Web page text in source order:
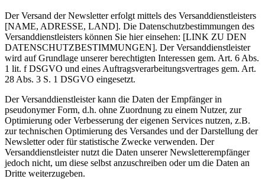
Der Versand der Newsletter erfolgt mittels des Versanddienstleisters
[NAME, ADRESSE, LAND]. Die Datenschutzbestimmungen des
Versanddienstleisters können Sie hier einsehen: [LINK ZU DEN
DATENSCHUTZBESTIMMUNGEN]. Der Versanddienstleister
wird auf Grundlage unserer berechtigten Interessen gem. Art. 6 Abs.
1 lit. f DSGVO und eines Auftragsverarbeitungsvertrages gem. Art.
28 Abs. 3 S. 1 DSGVO eingesetzt.
Der Versanddienstleister kann die Daten der Empfänger in
pseudonymer Form, d.h. ohne Zuordnung zu einem Nutzer, zur
Optimierung oder Verbesserung der eigenen Services nutzen, z.B.
zur technischen Optimierung des Versandes und der Darstellung der
Newsletter oder für statistische Zwecke verwenden. Der
Versanddienstleister nutzt die Daten unserer Newsletterempfänger
jedoch nicht, um diese selbst anzuschreiben oder um die Daten an
Dritte weiterzugeben.